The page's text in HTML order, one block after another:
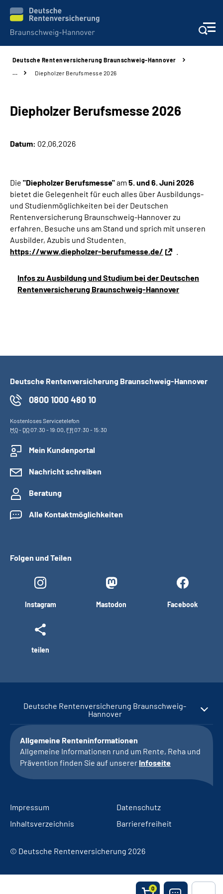
Unsere Kliniken
Karriere
Über uns
Online-Services
Inhalte in Gebärdensprache (DGS)
Leichte Sprache
Mein Kundenportal
Deutsche Rentenversicherung Braunschweig-Hannover
…
Diepholzer Berufsmesse 2026
Diepholzer Berufsmesse 2026
Datum: 02.06.2026
Die "Diepholzer Berufsmesse"am 5. und 6. Juni2026
bietet die Gelegenheit für euch alles über Ausbildungs-
und Studienmöglichkeiten bei der Deutschen
Rentenversicherung Braunschweig-Hannover zu
erfahren. Besuche uns am Stand und sprich mit unseren
Ausbilder, Azubis und Studenten.
https://www.diepholzer-berufsmesse.de/
Infos zu Ausbildung und Studium bei der Deutschen
Rentenversicherung Braunschweig-Hannover
0
Deutsche Rentenversicherung Braunschweig-Hannover
0800 1000 480 10
Kostenloses Servicetelefon
MO- DO07:30 - 19:00, FR07:30 - 15:30
Mein Kundenportal
Nachricht schreiben
Beratung
Alle Kontaktmöglichkeiten
Folgen und Teilen
Instagram Mastodon Facebook
teilen
Deutsche Rentenversicherung Braunschweig-
Hannover
Allgemeine Renteninformationen
Allgemeine Informationen rund um Rente, Reha und
Prävention finden Sie auf unserer Infoseite
Impressum
Datenschutz
Inhaltsverzeichnis
Barrierefreiheit
© Deutsche Rentenversicherung 2026